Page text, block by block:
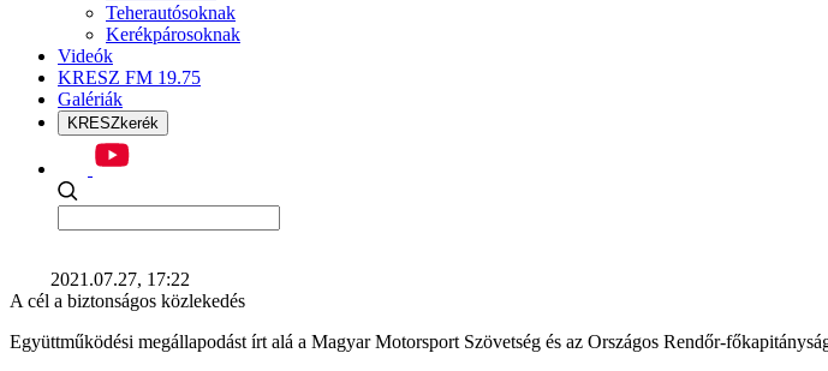
Teherautósoknak
Kerékpárosoknak
Videók
KRESZ FM 19.75
Galériák
KRESZkerék
2021.07.27, 17:22
A cél a biztonságos közlekedés
Együttműködési megállapodást írt alá a Magyar Motorsport Szövetség és az Országos Rendőr-